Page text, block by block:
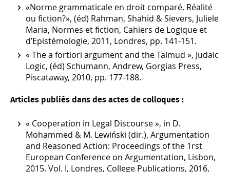
«Norme grammaticale en droit comparé. Réalité
ou fiction?», (éd) Rahman, Shahid & Sievers, Juliele
Maria, Normes et fiction, Cahiers de Logique et
d’Epistémologie, 2011, Londres, pp. 141-151.
« The a fortiori argument and the Talmud », Judaic
Logic, (éd) Schumann, Andrew, Gorgias Press,
Piscataway, 2010, pp. 177-188.
Articles publiés dans des actes de colloques :
« Cooperation in Legal Discourse », in D.
Mohammed & M. Lewiński (dir.), Argumentation
and Reasoned Action: Proceedings of the 1rst
European Conference on Argumentation, Lisbon,
2015. Vol. I, Londres, College Publications, 2016,